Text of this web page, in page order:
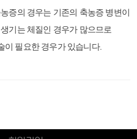
증의 경우는 기존의 축농증 병변이
기는 체질인 경우가 많으므로
이 필요한 경우가 있습니다.